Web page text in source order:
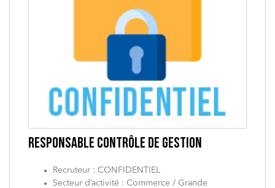
RESPONSABLE CONTRÔLE DE GESTION
Recruteur : CONFIDENTIEL
Secteur d’activité : Commerce / Grande